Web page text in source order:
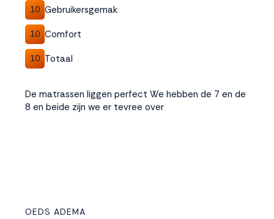
10 Gebruikersgemak
10 Comfort
10 Totaal
De matrassen liggen perfect We hebben de 7 en de
8 en beide zijn we er tevree over
OEDS ADEMA